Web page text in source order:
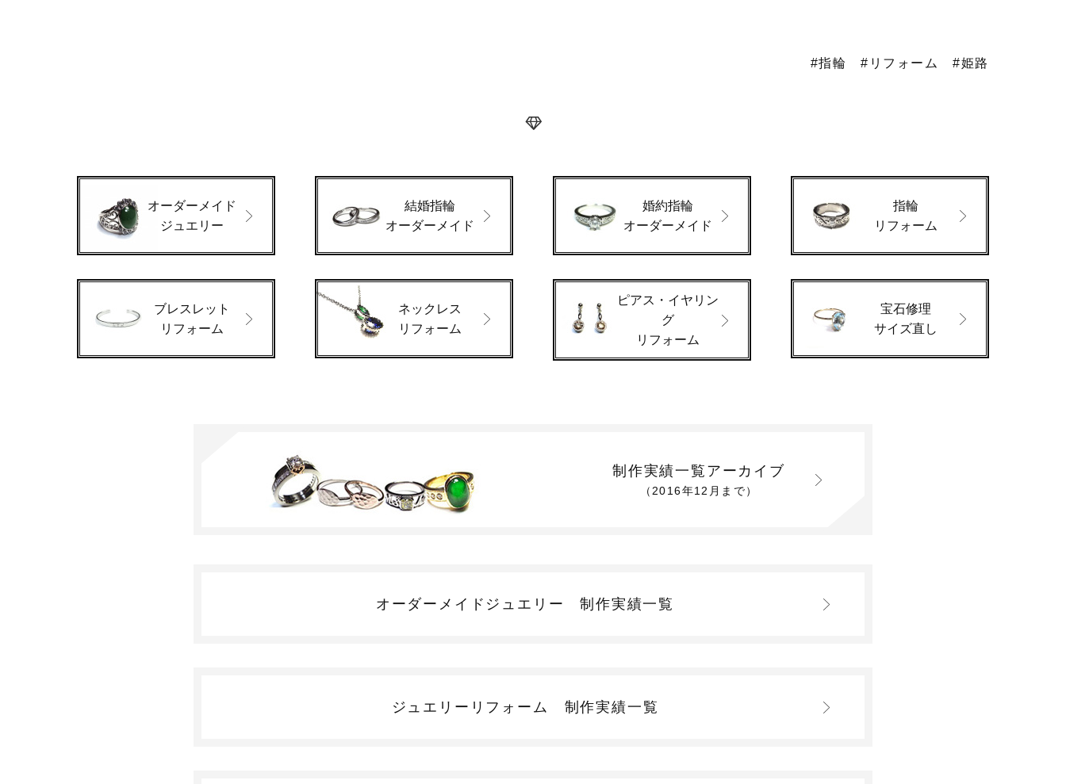
#指輪 #リフォーム #姫路
オーダーメイド
ジュエリー
結婚指輪
オーダーメイド
婚約指輪
オーダーメイド
指輪
リフォーム
ブレスレット
リフォーム
ネックレス
リフォーム
ピアス・イヤリン
グ
リフォーム
宝石修理
サイズ直し
制作実績一覧アーカイブ
（2016年12月まで）
オーダーメイドジュエリー制作実績一覧
ジュエリーリフォーム 制作実績一覧